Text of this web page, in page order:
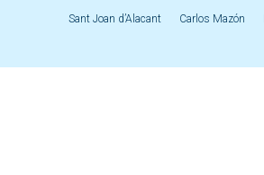
Sant Joan d’Alacant Carlos Mazón